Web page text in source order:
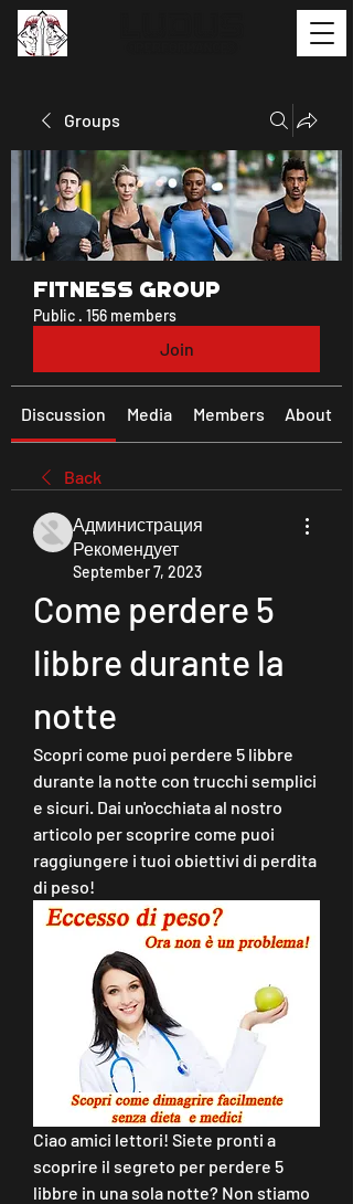
Groups
Fitness Group
Public · 156 members
Join
Discussion Media Members About
Back
Администрация
Рекомендует
September 7, 2023
Come perdere 5
libbre durante la
notte
Scopri come puoi perdere 5 libbre
durante la notte con trucchi semplici
e sicuri. Dai un'occhiata al nostro
articolo per scoprire come puoi
raggiungere i tuoi obiettivi di perdita
di peso!
Ciao amici lettori! Siete pronti a
scoprire il segreto per perdere 5
libbre in una sola notte? Non stiamo